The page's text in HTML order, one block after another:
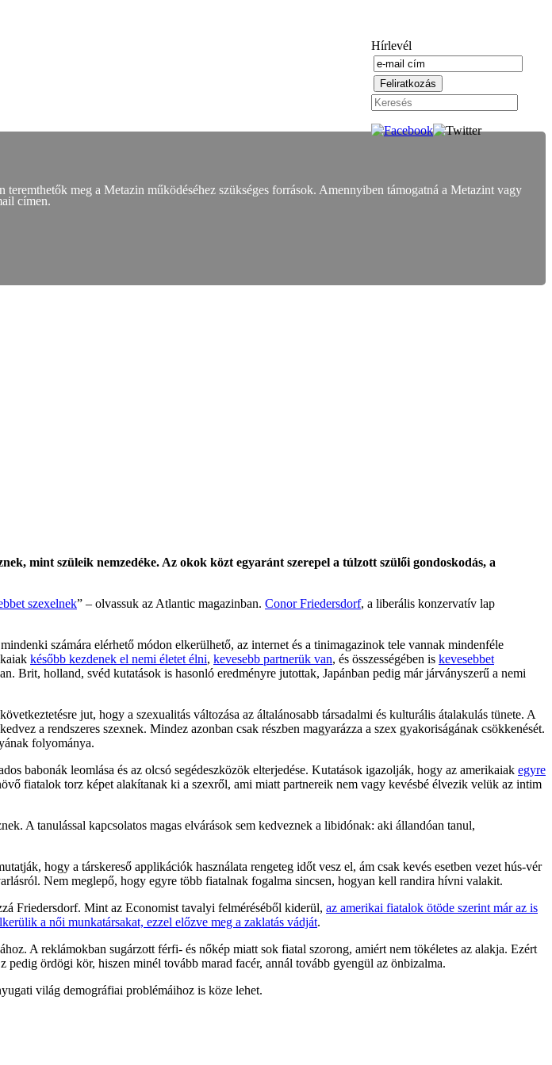
Hírlevél
meg a Metazin működéséhez szükséges források. Amennyiben támogatná a Metazint vagy
címen.
mint szüleik nemzedéke. Az okok közt egyaránt szerepel a túlzott szülői gondoskodás, a
szexelnek” – olvassuk az Atlantic magazinban. Conor Friedersdorf, a liberális konzervatív lap
számára elérhető módon elkerülhető, az internet és a tinimagazinok tele vannak mindenféle
később kezdenek el nemi életet élni, kevesebb partnerük van, és összességében is kevesebbet
Brit, holland, svéd kutatások is hasonló eredményre jutottak, Japánban pedig már járványszerű a nemi
jut, hogy a szexualitás változása az általánosabb társadalmi és kulturális átalakulás tünete. A
a rendszeres szexnek. Mindez azonban csak részben magyarázza a szex gyakoriságának csökkenését.
folyománya.
babonák leomlása és az olcsó segédeszközök elterjedése. Kutatások igazolják, hogy az amerikaiak egyre
fiatalok torz képet alakítanak ki a szexről, ami miatt partnereik nem vagy kevésbé élvezik velük az intim
A tanulással kapcsolatos magas elvárások sem kedveznek a libidónak: aki állandóan tanul,
hogy a társkereső applikációk használata rengeteg időt vesz el, ám csak kevés esetben vezet hús-vér
Nem meglepő, hogy egyre több fiatalnak fogalma sincsen, hogyan kell randira hívni valakit.
Friedersdorf. Mint az Economist tavalyi felméréséből kiderül, az amerikai fiatalok ötöde szerint már az is
a női munkatársakat, ezzel előzve meg a zaklatás vádját.
A reklámokban sugárzott férfi- és nőkép miatt sok fiatal szorong, amiért nem tökéletes az alakja. Ezért
pedig ördögi kör, hiszen minél tovább marad facér, annál tovább gyengül az önbizalma.
világ demográfiai problémáihoz is köze lehet.